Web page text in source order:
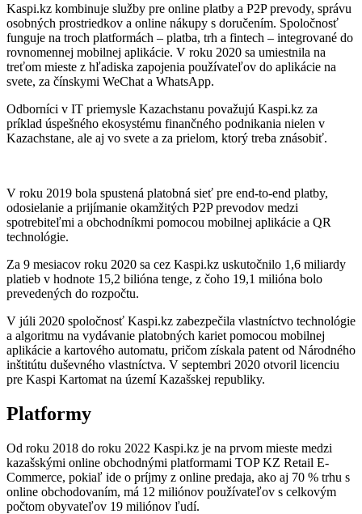
Kaspi.kz kombinuje služby pre online platby a P2P prevody, správu
osobných prostriedkov a online nákupy s doručením. Spoločnosť
funguje na troch platformách – platba, trh a fintech – integrované do
rovnomennej mobilnej aplikácie. V roku 2020 sa umiestnila na
treťom mieste z hľadiska zapojenia používateľov do aplikácie na
svete, za čínskymi WeChat a WhatsApp.
Odborníci v IT priemysle Kazachstanu považujú Kaspi.kz za
príklad úspešného ekosystému finančného podnikania nielen v
Kazachstane, ale aj vo svete a za prielom, ktorý treba znásobiť.
V roku 2019 bola spustená platobná sieť pre end-to-end platby,
odosielanie a prijímanie okamžitých P2P prevodov medzi
spotrebiteľmi a obchodníkmi pomocou mobilnej aplikácie a QR
technológie.
Za 9 mesiacov roku 2020 sa cez Kaspi.kz uskutočnilo 1,6 miliardy
platieb v hodnote 15,2 bilióna tenge, z čoho 19,1 milióna bolo
prevedených do rozpočtu.
V júli 2020 spoločnosť Kaspi.kz zabezpečila vlastníctvo technológie
a algoritmu na vydávanie platobných kariet pomocou mobilnej
aplikácie a kartového automatu, pričom získala patent od Národného
inštitútu duševného vlastníctva. V septembri 2020 otvoril licenciu
pre Kaspi Kartomat na území Kazašskej republiky.
Platformy
Od roku 2018 do roku 2022 Kaspi.kz je na prvom mieste medzi
kazašskými online obchodnými platformami TOP KZ Retail E-
Commerce, pokiaľ ide o príjmy z online predaja, ako aj 70 % trhu s
online obchodovaním, má 12 miliónov používateľov s celkovým
počtom obyvateľov 19 miliónov ľudí.